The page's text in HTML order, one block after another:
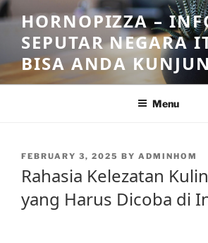
Skip
to
content
HORNOPIZZA –
SEPUTAR NEGARA
BISA ANDA
Menu
POSTED
FEBRUARY 3, 2025 BY ADMINHOM
Rahasia Kelezatan
yang Harus Dicoba di